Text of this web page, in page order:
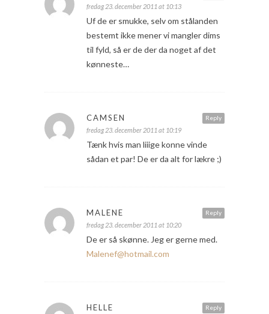
fredag 23. december 2011 at 10:13
Uf de er smukke, selv om stålanden
bestemt ikke mener vi mangler dims
til fyld, så er de der da noget af det
kønneste…
Reply
CAMSEN
fredag 23. december 2011 at 10:19
Tænk hvis man liiige konne vinde
sådan et par! De er da alt for lækre ;)
Reply
MALENE
fredag 23. december 2011 at 10:20
De er så skønne. Jeg er gerne med.
Malenef@hotmail.com
Reply
HELLE